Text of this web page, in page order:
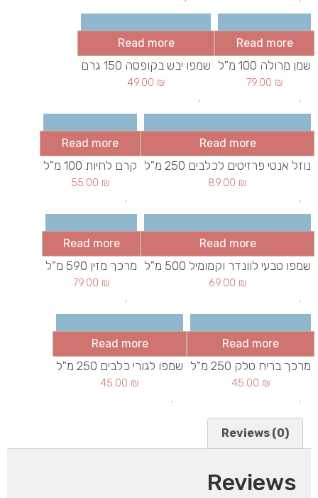
Read more
שמן מרולה 100 מ"ל
79.00 ₪
Read more
שמפו יבש בקופסה 150 גרם
49.00 ₪
Read more
נוזל אנטי פרזיטים לכלבים 250 מ"ל
89.00 ₪
Read more
קרם לחיות 100 מ"ל
55.00 ₪
Read more
שמפו טבעי לוונדר וקמומיל 500 מ"ל
69.00 ₪
Read more
מרכך מזין 590 מ"ל
79.00 ₪
Read more
מרכך בריח טלק 250 מ"ל
45.00 ₪
Read more
שמפו לגורי כלבים 250 מ"ל
45.00 ₪
Reviews (0)
Reviews